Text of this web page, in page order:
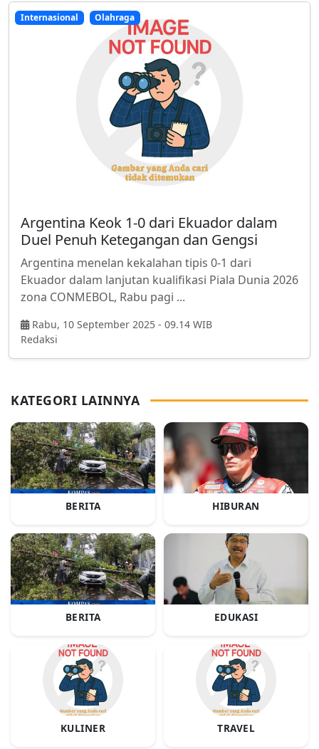
Internasional Olahraga
Argentina Keok 1-0 dari Ekuador dalam
Duel Penuh Ketegangan dan Gengsi
Argentina menelan kekalahan tipis 0-1 dari
Ekuador dalam lanjutan kualifikasi Piala Dunia 2026
zona CONMEBOL, Rabu pagi ...
Rabu, 10 September 2025 - 09.14 WIB
Redaksi
KATEGORI LAINNYA
BERITA HIBURAN
BERITA EDUKASI
KULINER TRAVEL